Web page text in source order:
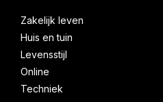
Zakelijk leven
Huis en tuin
Levensstijl
Online
Techniek